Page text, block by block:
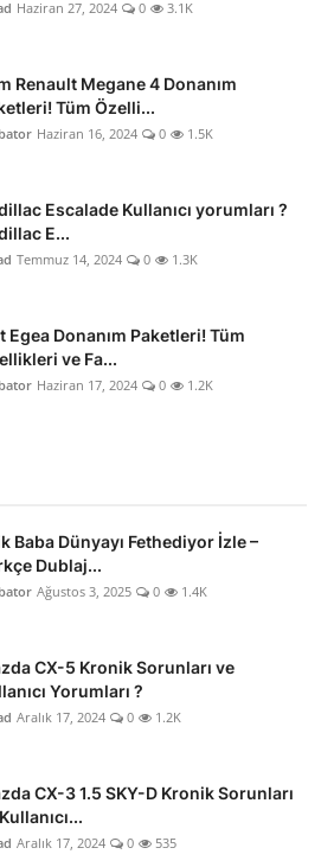
Haziran 27, 2024 0 3.1K
Renault Megane 4 Donanım
Tüm Özelli...
Haziran 16, 2024 0 1.5K
Escalade Kullanıcı yorumları ?
E...
Temmuz 14, 2024 0 1.3K
Egea Donanım Paketleri! Tüm
ve Fa...
Haziran 17, 2024 0 1.2K
Baba Dünyayı Fethediyor İzle –
Dublaj...
Ağustos 3, 2025 0 1.4K
CX-5 Kronik Sorunları ve
Yorumları ?
Aralık 17, 2024 0 1.2K
CX-3 1.5 SKY-D Kronik Sorunları
Aralık 17, 2024 0 535